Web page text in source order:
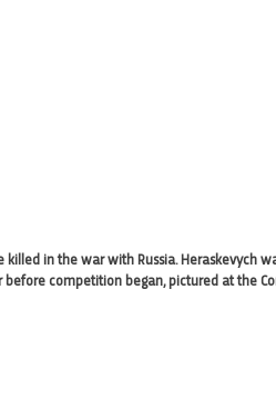
killed in the war with Russia. Heraskevych
competition began, pictured at the